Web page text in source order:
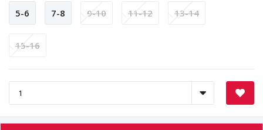
5-6 7-8 9-10 11-12 13-14
15-16